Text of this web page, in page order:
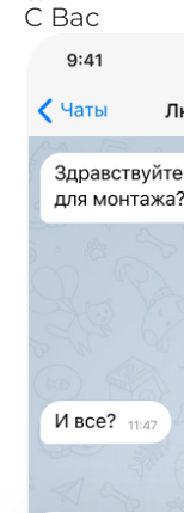
С Вас